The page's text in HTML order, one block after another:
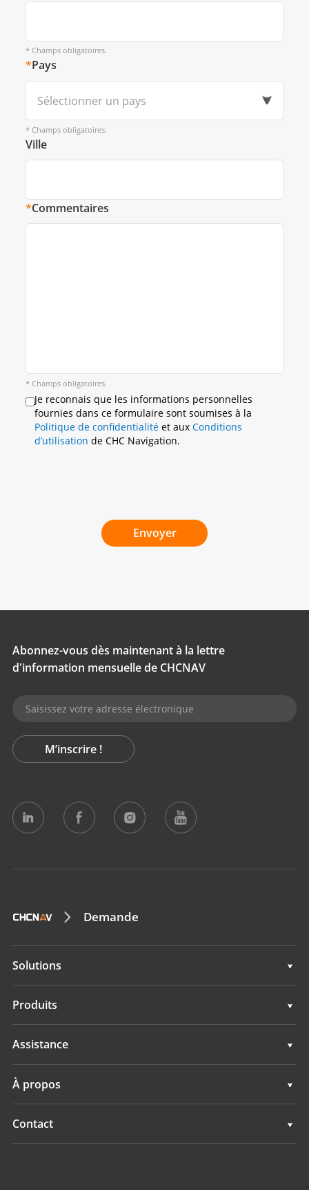
* Champs obligatoires.
*Pays
Sélectionner un pays
* Champs obligatoires.
Ville
*Commentaires
* Champs obligatoires.
Je reconnais que les informations personnelles
fournies dans ce formulaire sont soumises à la
Politique de confidentialitéet aux Conditions
d’utilisation de CHC Navigation.
Envoyer
Abonnez-vous dès maintenant à la lettre
d'information mensuelle de CHCNAV
M’inscrire !
Demande
Solutions
Topographie & ingénierie
Hydrographie
Produits
Topographie & ingénierie
Hydrographie
Assistance
À propos
Présentation
Contact